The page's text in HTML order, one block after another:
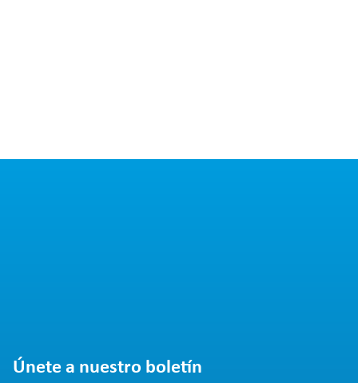
Únete a nuestro boletín